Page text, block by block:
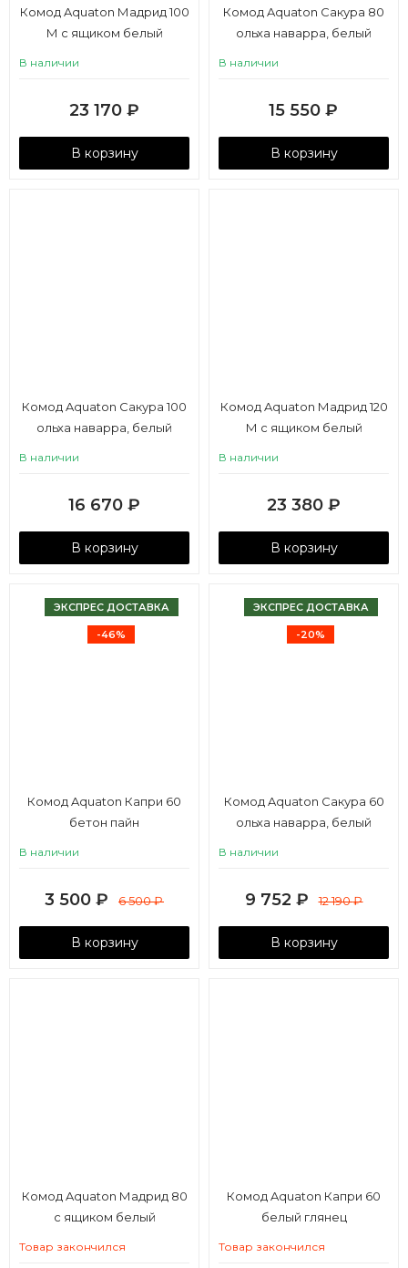
Комод Aquaton Мадрид 100
М с ящиком белый
В наличии
23 170 ₽
В корзину
Комод Aquaton Сакура 80
ольха наварра, белый
В наличии
15 550 ₽
В корзину
Комод Aquaton Сакура 100
ольха наварра, белый
В наличии
16 670 ₽
В корзину
Комод Aquaton Мадрид 120
М с ящиком белый
В наличии
23 380 ₽
В корзину
ЭКСПРЕС ДОСТАВКА
-46%
Комод Aquaton Капри 60
бетон пайн
В наличии
3 500 ₽ 6 500₽
В корзину
ЭКСПРЕС ДОСТАВКА
-20%
Комод Aquaton Сакура 60
ольха наварра, белый
В наличии
9 752 ₽ 12 190₽
В корзину
Комод Aquaton Мадрид 80
с ящиком белый
Товар закончился
Комод Aquaton Капри 60
белый глянец
Товар закончился